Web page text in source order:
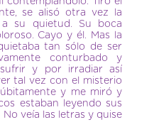
se alisó otra vez la
su quietud. Su boca
Cayo y él. Mas la
tan sólo de ser
conturbado y
y por irradiar así
tal vez con el misterio
y me miró y
estaban leyendo sus
veía las letras y quise